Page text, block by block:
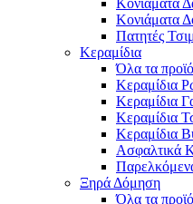
Κονιάματα
Πατητές
Κεραμίδια
Όλα τα
Κεραμίδια
Κεραμίδια
Κεραμίδια
Κεραμίδια
Ασφαλτικά
Ξηρά Δόμηση
Όλα τα